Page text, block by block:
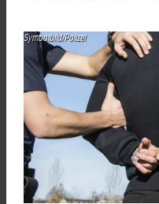
Symbolbild/Polizei